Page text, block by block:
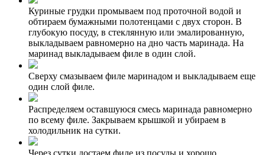
Куриные грудки промываем под проточной водой и
обтираем бумажными полотенцами с двух сторон. В
глубокую посуду, в стеклянную или эмалированную,
выкладываем равномерно на дно часть маринада. На
маринад выкладываем филе в один слой.
Сверху смазываем филе маринадом и выкладываем еще
один слой филе.
Распределяем оставшуюся смесь маринада равномерно
по всему филе. Закрываем крышкой и убираем в
холодильник на сутки.